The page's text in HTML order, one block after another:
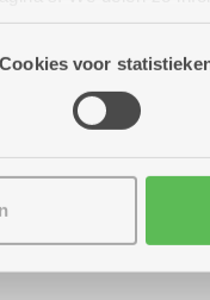
en analyse.
Cookies voor